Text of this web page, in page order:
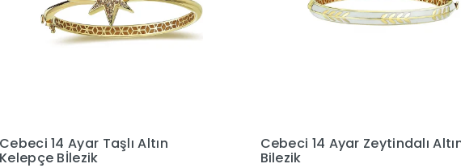
Cebeci 14 Ayar Zeytindalı Altın
Bilezik
Cebeci 14 Ayar Taşlı Altın Çift
Bilezik